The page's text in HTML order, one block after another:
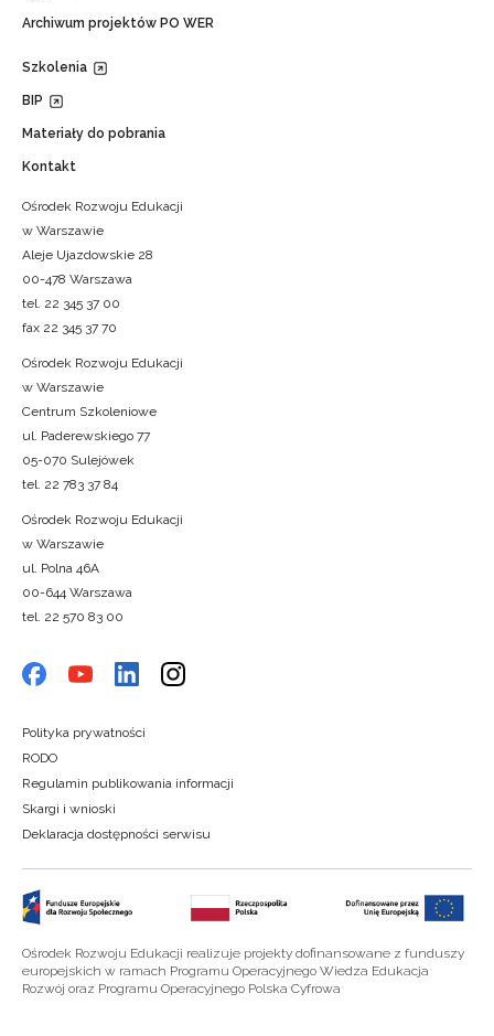
Archiwum projektów PO WER
Szkolenia
BIP
Materiały do pobrania
Kontakt
Ośrodek Rozwoju Edukacji
w Warszawie
Aleje Ujazdowskie 28
00-478 Warszawa
tel. 22 345 37 00
fax 22 345 37 70
Ośrodek Rozwoju Edukacji
w Warszawie
Centrum Szkoleniowe
ul. Paderewskiego 77
05-070 Sulejówek
tel. 22 783 37 84
Ośrodek Rozwoju Edukacji
w Warszawie
ul. Polna 46A
00-644 Warszawa
tel. 22 570 83 00
Polityka prywatności
RODO
Regulamin publikowania informacji
Skargi i wnioski
Deklaracja dostępności serwisu
Ośrodek Rozwoju Edukacji realizuje projekty dofinansowane z funduszy
europejskich w ramach Programu Operacyjnego Wiedza Edukacja
Rozwój oraz Programu Operacyjnego Polska Cyfrowa